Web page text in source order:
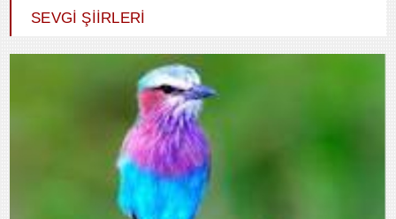
SEVGİ ŞİİRLERİ